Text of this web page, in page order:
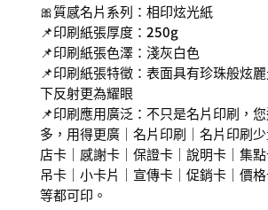
🎀質感名片系列：相印炫光紙
📌印刷紙張厚度：250g
📌印刷紙張色澤：淺灰白色
📌印刷紙張特徵：表面具有珍珠般炫
下反射更為耀眼
📌印刷應用廣泛：不只是名片印刷，
多，用得更廣｜名片印刷｜名片印刷少
店卡｜感謝卡｜保證卡｜說明卡｜集點
吊卡｜小卡片｜宣傳卡｜促銷卡｜價
等都可印。